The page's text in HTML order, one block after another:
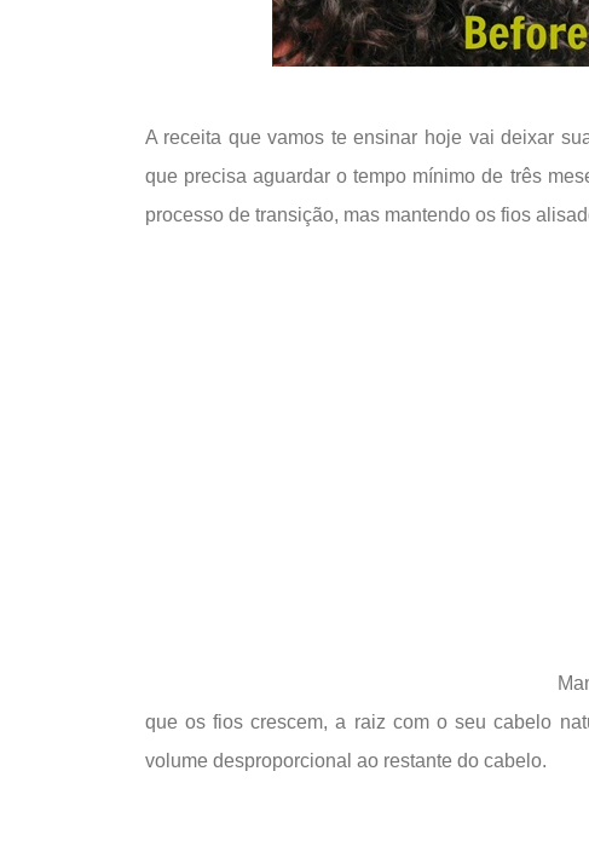
A receita que vamos te ensinar hoje vai deixar
que precisa aguardar o tempo mínimo de três
processo de transição, mas mantendo os fios
que os fios crescem, a raiz com o seu cabelo
volume desproporcional ao restante do cabelo.